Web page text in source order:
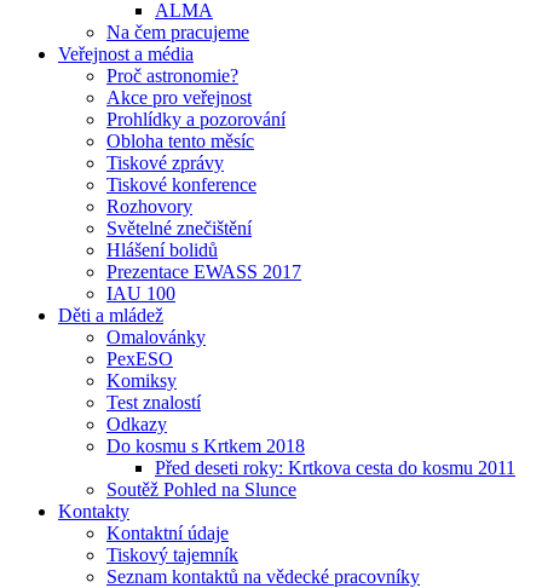
ALMA
Na čem pracujeme
Veřejnost a média
Proč astronomie?
Akce pro veřejnost
Prohlídky a pozorování
Obloha tento měsíc
Tiskové zprávy
Tiskové konference
Rozhovory
Světelné znečištění
Hlášení bolidů
Prezentace EWASS 2017
IAU 100
Děti a mládež
Omalovánky
PexESO
Komiksy
Test znalostí
Odkazy
Do kosmu s Krtkem 2018
Před deseti roky: Krtkova cesta do kosmu 2011
Soutěž Pohled na Slunce
Kontakty
Kontaktní údaje
Tiskový tajemník
Seznam kontaktů na vědecké pracovníky